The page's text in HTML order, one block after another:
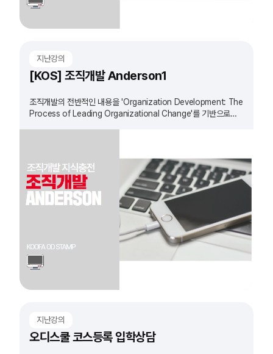
지난강의
[KOS] 조직개발 Anderson1
조직개발의 전반적인 내용을 'Organization Development: The
Process of Leading Organizational Change'를 기반으로
지난강의
오디스쿨 코스등록 입학상담